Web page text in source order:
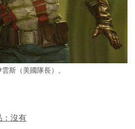
斯（美國隊長）。
：沒有